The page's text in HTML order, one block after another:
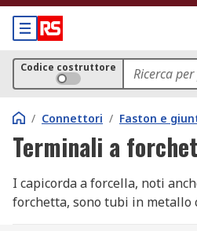
Codice costruttore
/ Connettori / Faston e
Terminali a
I capicorda a forcella, noti
forchetta, sono tubi in metallo